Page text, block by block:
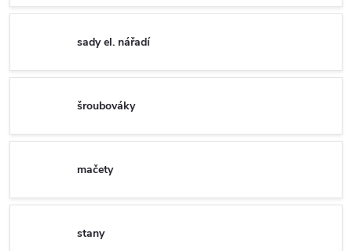
sady el. nářadí
šroubováky
mačety
stany